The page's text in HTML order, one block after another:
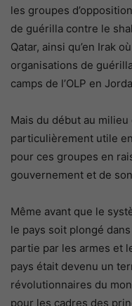
les groupes
de guérilla contre le
Qatar, ainsi qu’en Irak
organisations de
camps de l’OLP en
Mais du début au
particulièrement utile
pour ces groupes en
gouvernement et de
Même avant que le
le pays soit plongé
partie par les armes et
pays était devenu un
révolutionnaires du
pour les cadres des